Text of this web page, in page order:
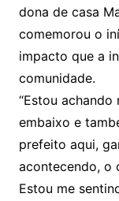
dona de casa
comemorou o
impacto que a
comunidade.
“Estou
embaixo e
prefeito aqui,
acontecendo, o
Estou me